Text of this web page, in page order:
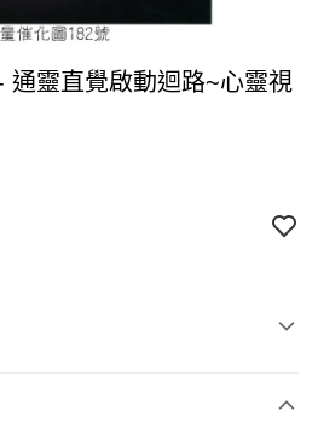
通靈直覺啟動迴路~心靈視